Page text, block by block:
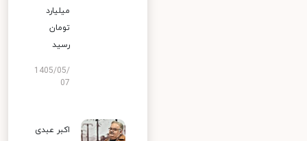
میلیارد
تومان
رسید
1405/05/
07
اکبر عبدی